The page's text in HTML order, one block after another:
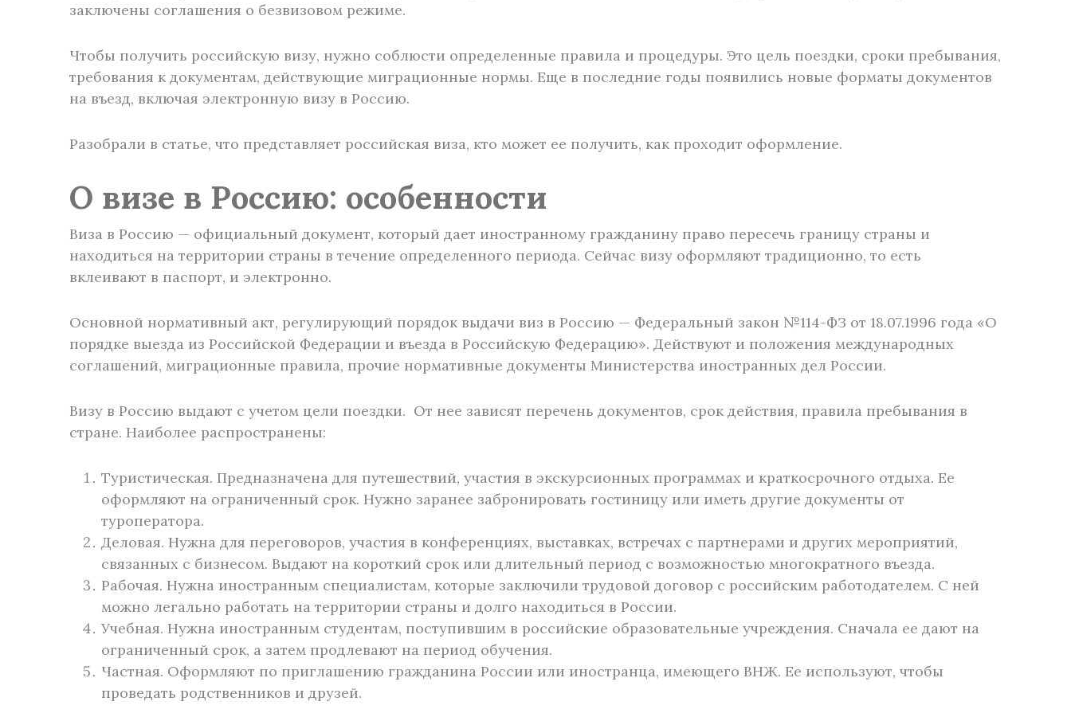
заключены соглашения о безвизовом режиме.
Чтобы получить российскую визу, нужно соблюсти определенные правила и процедуры. Это цель поездки, сроки пребывания,
требования к документам, действующие миграционные нормы. Еще в последние годы появились новые форматы документов
на въезд, включая электронную визу в Россию.
Разобрали в статье, что представляет российская виза, кто может ее получить, как проходит оформление.
О визе в Россию: особенности
Виза в Россию — официальный документ, который дает иностранному гражданину право пересечь границу страны и
находиться на территории страны в течение определенного периода. Сейчас визу оформляют традиционно, то есть
вклеивают в паспорт, и электронно.
Основной нормативный акт, регулирующий порядок выдачи виз в Россию — Федеральный закон №114-ФЗ от 18.07.1996 года «О
порядке выезда из Российской Федерации и въезда в Российскую Федерацию». Действуют и положения международных
соглашений, миграционные правила, прочие нормативные документы Министерства иностранных дел России.
Визу в Россию выдают с учетом цели поездки. От нее зависят перечень документов, срок действия, правила пребывания в
стране. Наиболее распространены:
Туристическая. Предназначена для путешествий, участия в экскурсионных программах и краткосрочного отдыха. Ее
оформляют на ограниченный срок. Нужно заранее забронировать гостиницу или иметь другие документы от
туроператора.
Деловая. Нужна для переговоров, участия в конференциях, выставках, встречах с партнерами и других мероприятий,
связанных с бизнесом. Выдают на короткий срок или длительный период с возможностью многократного въезда.
Рабочая. Нужна иностранным специалистам, которые заключили трудовой договор с российским работодателем. С ней
можно легально работать на территории страны и долго находиться в России.
Учебная. Нужна иностранным студентам, поступившим в российские образовательные учреждения. Сначала ее дают на
ограниченный срок, а затем продлевают на период обучения.
Частная. Оформляют по приглашению гражданина России или иностранца, имеющего ВНЖ. Ее используют, чтобы
проведать родственников и друзей.